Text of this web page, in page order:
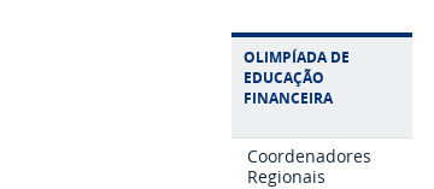
OLIMPÍADA DE
EDUCAÇÃO
FINANCEIRA
Coordenadores
Regionais